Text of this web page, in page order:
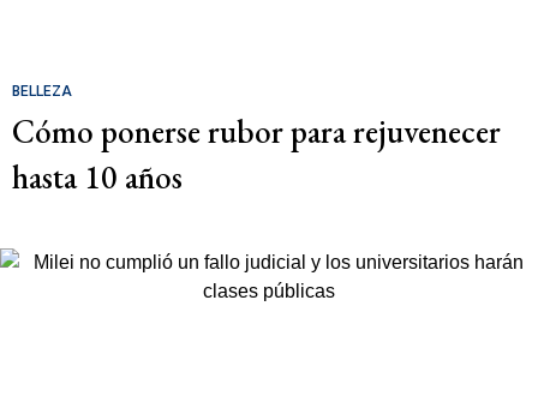
BELLEZA
Cómo ponerse rubor para rejuvenecer
hasta 10 años